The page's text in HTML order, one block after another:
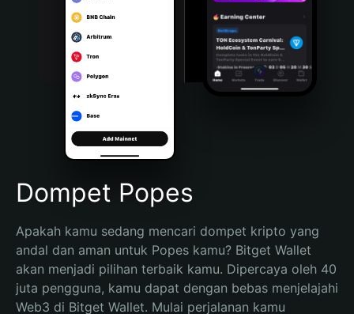
Português (Portugal)
Bahasa Indonesia
Português (Brasil)
Español (Argentina)
Dompet Popes
Apakah kamu sedang mencari dompet kripto yang
andal dan aman untuk Popes kamu? Bitget Wallet
akan menjadi pilihan terbaik kamu. Dipercaya oleh 40
juta pengguna, kamu dapat dengan bebas menjelajahi
Web3 di Bitget Wallet. Mulai perjalanan kamu